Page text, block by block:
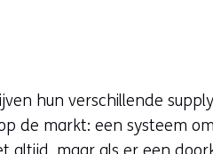
hun verschillende
de markt: een systeem